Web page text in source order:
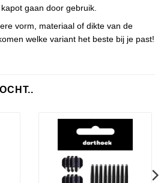
gaan door gebruik.
vorm, materiaal of dikte van de
welke variant het beste bij je past!